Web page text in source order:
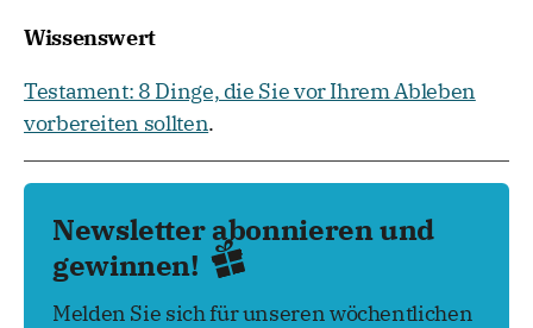
Wissenswert
Testament: 8 Dinge, die Sie vor Ihrem Ableben
vorbereiten sollten.
Newsletter abonnieren und
gewinnen!
Melden Sie sich für unseren wöchentlichen